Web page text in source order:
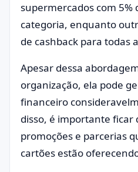
supermercados com 5%
categoria, enquanto
de cashback para todas
Apesar dessa
organização, ela pode
financeiro
disso, é importante ficar
promoções e parcerias
cartões estão